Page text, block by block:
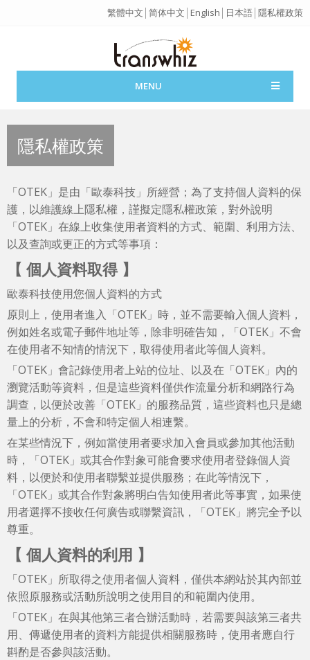
繁體中文 简体中文 English 日本語 隱私權政策
MENU
隱私權政策
「OTEK」是由「歐泰科技」所經營；為了支持個人資料的保
護，以維護線上隱私權，謹擬定隱私權政策，對外說明
「OTEK」在線上收集使用者資料的方式、範圍、利用方法、
以及查詢或更正的方式等事項：
【 個人資料取得 】
歐泰科技使用您個人資料的方式
原則上，使用者進入「OTEK」時，並不需要輸入個人資料，
例如姓名或電子郵件地址等，除非明確告知，「OTEK」不會
在使用者不知情的情況下，取得使用者此等個人資料。
「OTEK」會記錄使用者上站的位址、以及在「OTEK」內的
瀏覽活動等資料，但是這些資料僅供作流量分析和網路行為
調查，以便於改善「OTEK」的服務品質，這些資料也只是總
量上的分析，不會和特定個人相連繫。
在某些情況下，例如當使用者要求加入會員或參加其他活動
時，「OTEK」或其合作對象可能會要求使用者登錄個人資
料，以便於和使用者聯繫並提供服務；在此等情況下，
「OTEK」或其合作對象將明白告知使用者此等事實，如果使
用者選擇不接收任何廣告或聯繫資訊，「OTEK」將完全予以
尊重。
【 個人資料的利用 】
「OTEK」所取得之使用者個人資料，僅供本網站於其內部並
依照原服務或活動所說明之使用目的和範圍內使用。
「OTEK」在與其他第三者合辦活動時，若需要與該第三者共
用、傳遞使用者的資料方能提供相關服務時，使用者應自行
斟酌是否參與該活動。